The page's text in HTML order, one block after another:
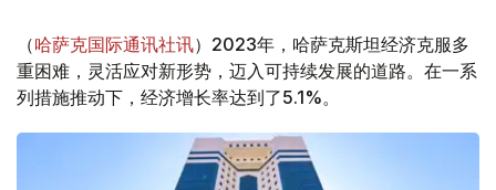
（哈萨克国际通讯社讯）2023年，哈萨克斯坦经济克服多
重困难，灵活应对新形势，迈入可持续发展的道路。在一系
列措施推动下，经济增长率达到了5.1%。